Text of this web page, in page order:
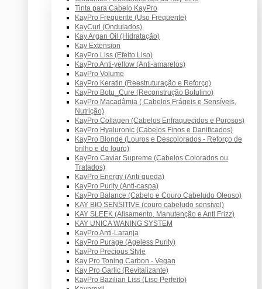
Tinta para Cabelo KayPro
KayPro Frequente (Uso Frequente)
KayCurl (Ondulados)
Kay Argan Oil (Hidratação)
Kay Extension
KayPro Liss (Efeito Liso)
KayPro Anti-yellow (Anti-amarelos)
KayPro Volume
KayPro Keratin (Reestruturação e Reforço)
KayPro Botu_Cure (Reconstrução Botulino)
KayPro Macadâmia ( Cabelos Frágeis e Sensíveis,
Nutrição)
KayPro Collagen (Cabelos Enfraquecidos e Porosos)
KayPro Hyaluronic (Cabelos Finos e Danificados)
KayPro Blonde (Louros e Descolorados - Reforço de
brilho e do louro)
KayPro Caviar Supreme (Cabelos Colorados ou
Tratados)
KayPro Energy (Anti-queda)
KayPro Purity (Anti-caspa)
KayPro Balance (Cabelo e Couro Cabeludo Oleoso)
KAY BIO SENSITIVE (couro cabeludo sensível)
KAY SLEEK (Alisamento, Manutenção e Anti Frizz)
KAY UNICA WANING SYSTEM
KayPro Anti-Laranja
KayPro Purage (Ageless Purity)
KayPro Precious Style
Kay Pro Toning Carbon - Vegan
Kay Pro Garlic (Revitalizante)
KayPro Bazilian Liss (Liso Perfeito)